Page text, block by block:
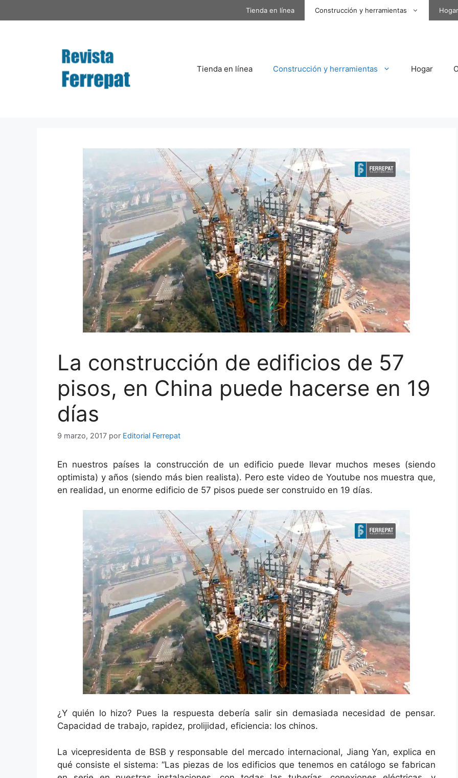
al
Tienda en línea Construcción y herramientas Hogar
Tienda en línea Construcción y herramientas Hogar
La construcción de edificios de 57
pisos, en China puede hacerse en 19
días
9 marzo, 2017 por Editorial Ferrepat
En nuestros países la construcción de un edificio puede llevar muchos meses (siendo
optimista) y años (siendo más bien realista). Pero este video de Youtube nos muestra que,
en realidad, un enorme edificio de 57 pisos puede ser construido en 19 días.
¿Y quién lo hizo? Pues la respuesta debería salir sin demasiada necesidad de pensar.
Capacidad de trabajo, rapidez, prolijidad, eficiencia: los chinos.
La vicepresidenta de BSB y responsable del mercado internacional, Jiang Yan, explica en
qué consiste el sistema: “Las piezas de los edificios que tenemos en catálogo se fabrican